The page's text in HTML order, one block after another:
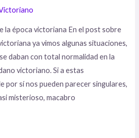
la época victoriana En el post sobre
ya vimos algunas situaciones,
daban con total normalidad en la
victoriano. Si a estas
por sí nos pueden parecer singulares,
misterioso, macabro